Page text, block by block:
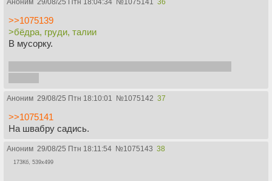
Аноним 29/08/25 Птн 18:04:34 №1075141 36
>>1075139
>бёдра, груди, талии
В мусорку.
Аноним 29/08/25 Птн 18:10:01 №1075142 37
>>1075141
На швабру садись.
Аноним 29/08/25 Птн 18:11:54 №1075143 38
173Кб, 539x499